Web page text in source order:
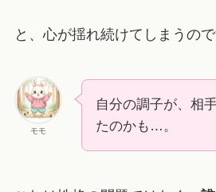
と、心が揺れ続けてしまうので
モモ
自分の調子が、相
たのかも…。